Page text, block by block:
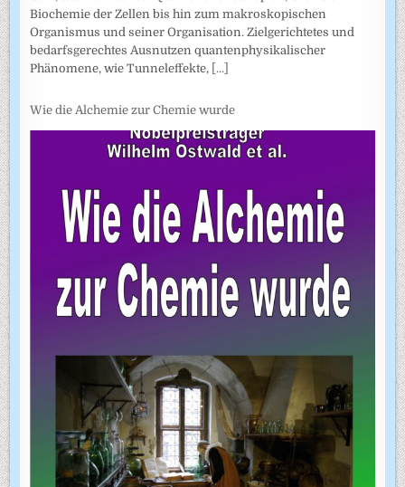
Biochemie der Zellen bis hin zum makroskopischen
Organismus und seiner Organisation. Zielgerichtetes und
bedarfsgerechtes Ausnutzen quantenphysikalischer
Phänomene, wie Tunneleffekte, [...]
Wie die Alchemie zur Chemie wurde